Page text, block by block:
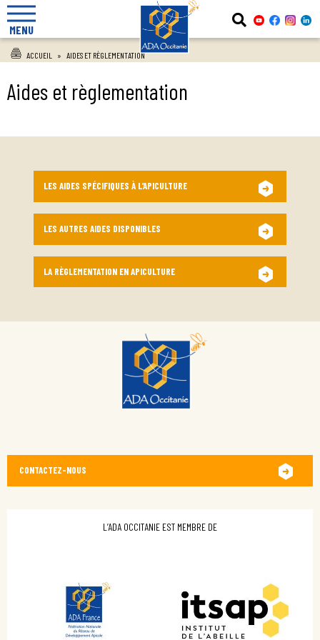
MENU
ACCUEIL » AIDES ET RÈGLEMENTATION
Aides et règlementation
LES AIDES SPÉCIFIQUES À L’APICULTURE
LES AUTRES AIDES DISPONIBLES
LA RÈGLEMENTATION EN APICULTURE
CONTACTEZ-NOUS
L’ADA OCCITANIE EST MEMBRE DE